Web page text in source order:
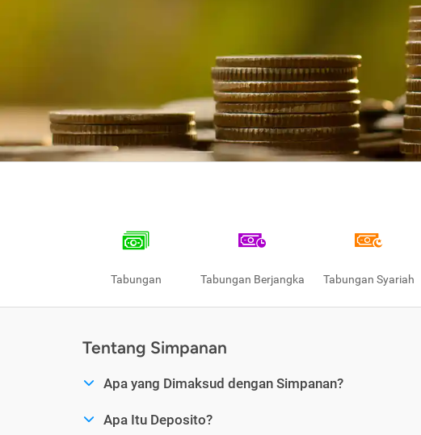
Tabungan Tabungan Berjangka Tabungan Syariah
Tentang Simpanan
Apa yang Dimaksud dengan Simpanan?
Apa Itu Deposito?